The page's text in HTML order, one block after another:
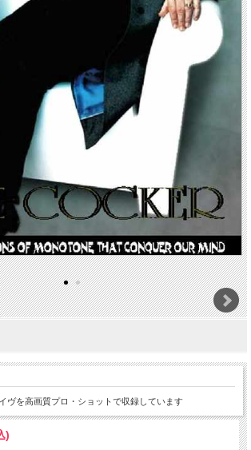
ヴを高画質プロ・ショットで収録しています
)